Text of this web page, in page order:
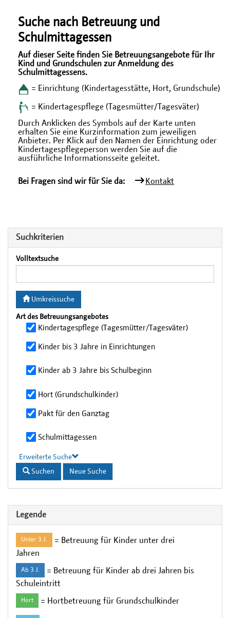
Suche nach Betreuung und
Schulmittagessen
Auf dieser Seite finden Sie Betreuungsangebote für Ihr
Kind und Grundschulen zur Anmeldung des
Schulmittagessens.
= Einrichtung (Kindertagesstätte, Hort, Grundschule)
= Kindertagespflege (Tagesmütter/Tagesväter)
Durch Anklicken des Symbols auf der Karte unten
erhalten Sie eine Kurzinformation zum jeweiligen
Anbieter. Per Klick auf den Namen der Einrichtung oder
Kindertagespflegeperson werden Sie auf die
ausführliche Informationsseite geleitet.
Bei Fragen sind wir für Sie da: Kontakt
Suchkriterien
Volltextsuche
Umkreissuche
Art des Betreuungsangebotes
Kindertagespflege (Tagesmütter/Tagesväter)
Kinder bis 3 Jahre in Einrichtungen
Kinder ab 3 Jahre bis Schulbeginn
Hort (Grundschulkinder)
Pakt für den Ganztag
Schulmittagessen
Erweiterte Suche
Suchen
Neue Suche
Legende
Unter 3 J.
= Betreuung für Kinder unter drei
Jahren
Ab 3 J.
= Betreuung für Kinder ab drei Jahren bis
Schuleintritt
Hort = Hortbetreuung für Grundschulkinder